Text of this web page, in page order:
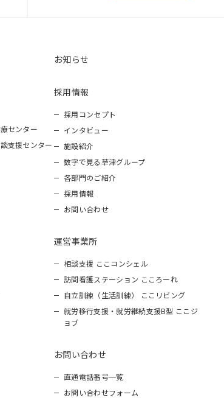
センター
支援センター
お知らせ
採用情報
採用コンセプト
インタビュー
施設紹介
数字で見る草津グループ
各部門のご紹介
採用情報
お問い合わせ
運営事業所
相談支援 ここコンシェル
訪問看護ステーション こころーれ
自立訓練（生活訓練） ここリビング
就労移行支援・就労継続支援B型 ここジ
ョブ
お問い合わせ
直通電話番号一覧
お問い合わせフォーム